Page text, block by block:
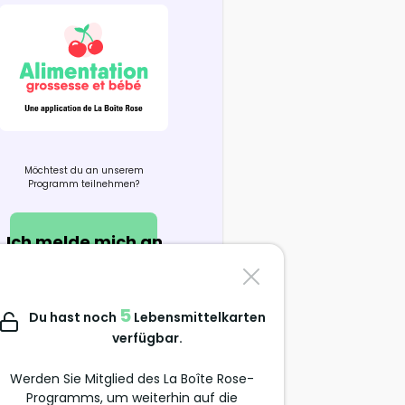
Möchtest du an unserem
Programm teilnehmen?
Ich melde mich an
Kontaktiere uns
support@alimentation-
Du hast noch 5Lebensmittelkarten
verfügbar.
Werden Sie Mitglied des La Boîte Rose-
Programms, um weiterhin auf die